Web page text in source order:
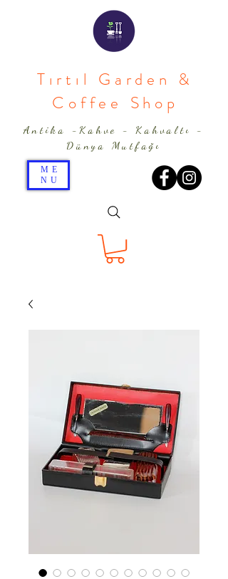
Tırtıl Garden &
Coffee Shop
ME
NU
Antika -Kahve - Kahvaltı -
Dünya Mutfağı